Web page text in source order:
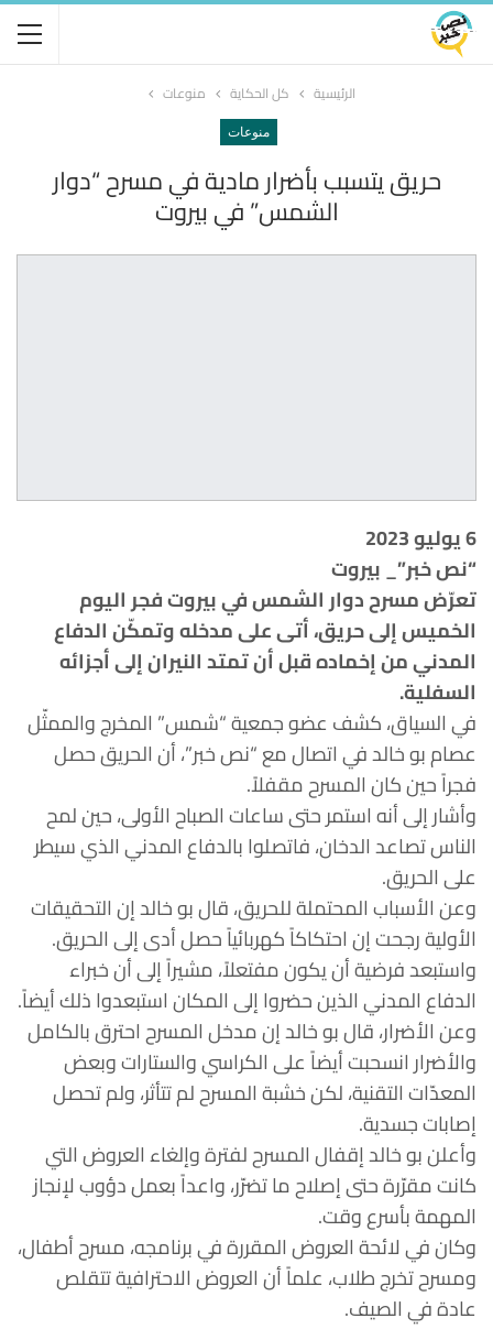
الرئيسية كل الحكاية منوعات
منوعات
حريق يتسبب بأضرار مادية في مسرح “دوار
الشمس” في بيروت
6 يوليو 2023
“نص خبر”_ بيروت
تعرّض مسرح دوار الشمس في بيروت فجر اليوم
الخميس إلى حريق، أتى على مدخله وتمكّن الدفاع
المدني من إخماده قبل أن تمتد النيران إلى أجزائه
السفلية.
في السياق، كشف عضو جمعية “شمس” المخرج والممثّل
عصام بو خالد في اتصال مع “نص خبر”، أن الحريق حصل
فجراً حين كان المسرح مقفلاً.
وأشار إلى أنه استمر حتى ساعات الصباح الأولى، حين لمح
الناس تصاعد الدخان، فاتصلوا بالدفاع المدني الذي سيطر
على الحريق.
وعن الأسباب المحتملة للحريق، قال بو خالد إن التحقيقات
الأولية رجحت إن احتكاكاً كهربائياً حصل أدى إلى الحريق.
واستبعد فرضية أن يكون مفتعلاً، مشيراً إلى أن خبراء
الدفاع المدني الذين حضروا إلى المكان استبعدوا ذلك أيضاً.
وعن الأضرار، قال بو خالد إن مدخل المسرح احترق بالكامل
والأضرار انسحبت أيضاً على الكراسي والستارات وبعض
المعدّات التقنية، لكن خشبة المسرح لم تتأثر، ولم تحصل
إصابات جسدية.
وأعلن بو خالد إقفال المسرح لفترة وإلغاء العروض التي
كانت مقرّرة حتى إصلاح ما تضرّر، واعداً بعمل دؤوب لإنجاز
المهمة بأسرع وقت.
وكان في لائحة العروض المقررة في برنامجه، مسرح أطفال،
ومسرح تخرج طلاب، علماً أن العروض الاحترافية تتقلص
عادة في الصيف.